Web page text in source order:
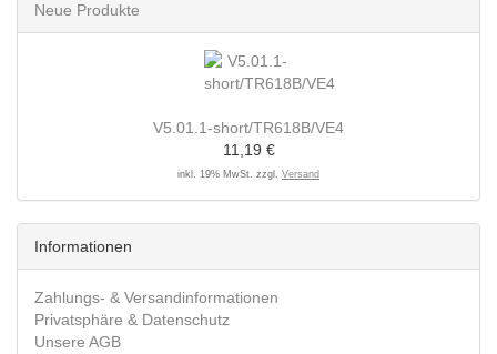
Neue Produkte
V5.01.1-short/TR618B/VE4
11,19 €
inkl. 19% MwSt. zzgl. Versand
Informationen
Zahlungs- & Versandinformationen
Privatsphäre & Datenschutz
Unsere AGB